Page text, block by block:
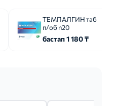
ТЕМПАЛГИН таб
п/об n20
бастап 1 180 ₸